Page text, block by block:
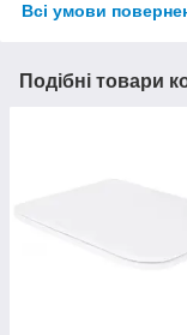
Всі умови
Подібні товари